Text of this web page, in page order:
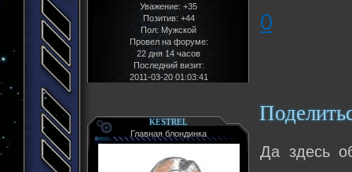
Уважение: +35
Позитив: +44
Пол: Мужской
Провел на форуме:
22 дня 14 часов
Последний визит:
2011-03-20 01:03:41
0
KESTREL
Главная блондинка
Да здесь